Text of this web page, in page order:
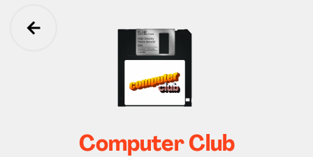
Ga terug
Computer Club